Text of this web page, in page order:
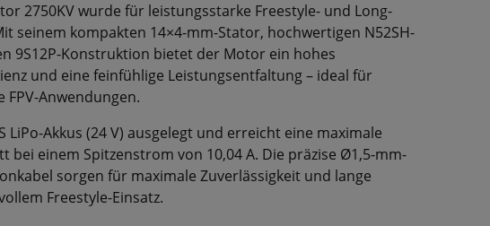
2750KV wurde für leistungsstarke Freestyle- und Long-
seinem kompakten 14×4-mm-Stator, hochwertigen N52SH-
9S12P-Konstruktion bietet der Motor ein hohes
und eine feinfühlige Leistungsentfaltung – ideal für
Anwendungen.
Akkus (24 V) ausgelegt und erreicht eine maximale
bei einem Spitzenstrom von 10,04 A. Die präzise Ø1,5-mm-
sorgen für maximale Zuverlässigkeit und lange
Freestyle-Einsatz.